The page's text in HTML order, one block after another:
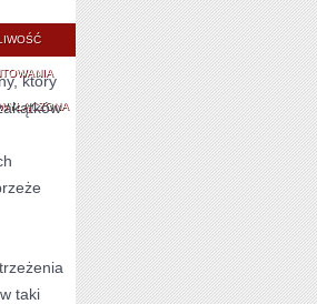
PODRÓŻE
LITERACKIE
który
taki